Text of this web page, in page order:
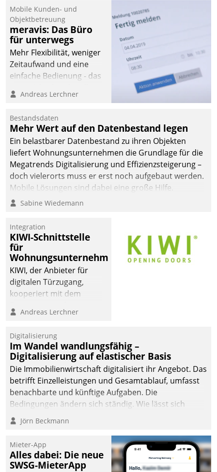
Mobile Kunden- und
Objektbetreuung
meravis: Das Büro
für unterwegs
Mehr Flexibilität, weniger
Zeitaufwand und eine
einfache Bedienung - das
Cockpit für mobile
Datatrain. Die meravis
Wohnungsbau- und
Immobilien GmbH hat
sich dabei für den Betrieb
der Lösung über die SAP
Cloud Platform
entschieden - als erstes
Unternehmen am
Andreas Lerchner
Bestandsdaten
Mehr Wert auf den Datenbestand legen
Ein belastbarer Datenbestand zu ihren Objekten
liefert Wohnungsunternehmen die Grundlage für die
Megatrends Digitalisierung und Effizienzsteigerung –
doch vielerorts muss er erst noch aufgebaut werden.
Mobile Lösungen sind dabei eine große Hilfe.
Sabine Wiedemann
Integration
KIWI-Schnittstelle
für
Wohnungsunternehmen
KIWI, der Anbieter für
digitalen Türzugang,
kooperiert mit dem
Softwareentwicklungshaus
Andreas Lerchner
Digitalisierung
Im Wandel wandlungsfähig –
Digitalisierung auf elastischer Basis
Die Immobilienwirtschaft digitalisiert ihr Angebot. Das
betrifft Einzelleistungen und Gesamtablauf, umfasst
benachbarte und künftige Aufgaben. Die
Bedingungen ändern sich ständig. Wie lässt sich
technisch die Kontrolle wahren und zugleich Freiraum
fürs Wachsen öffnen?
Jörn Beckmann
Mieter-App
Alles dabei: Die neue
SWSG-MieterApp